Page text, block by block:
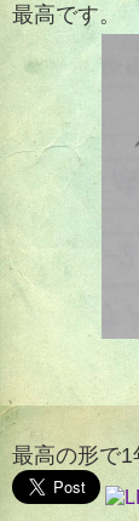
最高です。
最高の形で1